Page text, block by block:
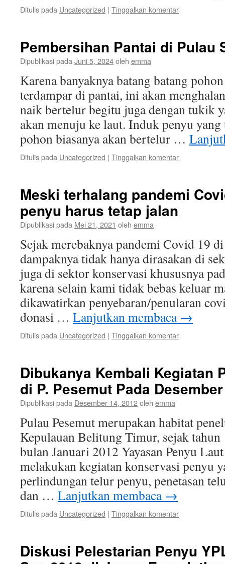
Ditulis pada Uncategorized | Tinggalkan komentar
Pembersihan Pantai di Pulau
Dipublikasi pada Juni 5, 2024oleh emma
Karena banyaknya batang batang
terdampar di pantai, ini akan
naik bertelur begitu juga dengan tukik
akan menuju ke laut. Induk penyu yang
pohon biasanya akan bertelur …
Ditulis pada Uncategorized | Tinggalkan komentar
Meski terhalang pandemi
penyu harus tetap jalan
Dipublikasi pada Mei 21, 2021 oleh emma
Sejak merebaknya pandemi Covid 19
dampaknya tidak hanya dirasakan di
juga di sektor konservasi khususnya
karena selain kami tidak bebas keluar
dikawatirkan penyebaran/penularan
donasi … Lanjutkan membaca →
Ditulis pada Uncategorized | Tinggalkan komentar
Dibukanya Kembali Kegiatan
di P. Pesemut Pada
Dipublikasi pada Desember 14, 2012oleh emma
Pulau Pesemut merupakan habitat
Kepulauan Belitung Timur, sejak tahun
bulan Januari 2012 Yayasan Penyu
melakukan kegiatan konservasi penyu
perlindungan telur penyu, penetasan
dan … Lanjutkan membaca →
Ditulis pada Uncategorized | Tinggalkan komentar
Diskusi Pelestarian Penyu